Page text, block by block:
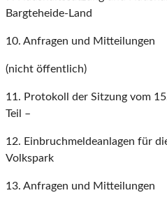
Bargteheide-Land
10. Anfragen und Mitteilungen
(nicht öffentlich)
11. Protokoll der Sitzung vom
Teil –
12. Einbruchmeldeanlagen für
Volkspark
13. Anfragen und Mitteilungen